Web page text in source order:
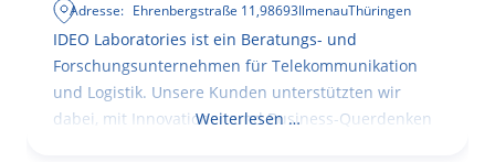
Adresse: Ehrenbergstraße 11,98693IlmenauThüringen
IDEO Laboratories ist ein Beratungs- und
Forschungsunternehmen für Telekommunikation
und Logistik. Unsere Kunden unterstützten wir
dabei, mit Innovationen und Business-Querdenken
Weiterlesen …